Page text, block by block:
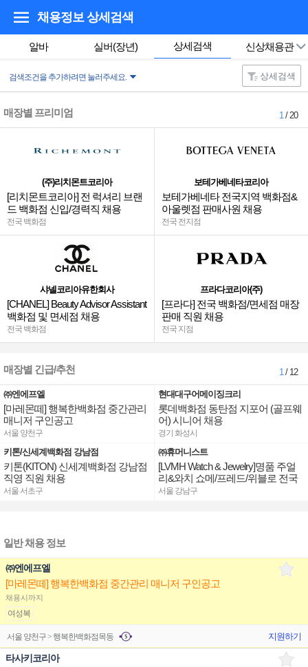
채용정보 상세검색
알바 실버(장년) 상세검색 신상채용관
검색조건을 추가하려면 눌러주세요. 상세검색
매장별 프리미엄 1/ 20
(주)리치몬트코리아
[리치몬트코리아] 전 럭셔리 브랜
드 백화점 신입/경력직 채용
전국 백화점
샤넬코리아유한회사
[CHANEL] Beauty Advisor Assistant
백화점 및 면세점 채용
전국 백화점
보테가베네타코리아
보테가베네타 전국지역 백화점&
아울렛점 판매사원 채용
전국 전지점
프라다코리아(주)
[프라다] 전국 백화점/면세점 매장
판매 직원 채용
전국 지점
매장별 긴급/추천 1/ 12
㈜엔에프엘
[마레몬떼] 행복한백화점 중간관리
매니저 구인공고
서울 양천구
키톤/신세계백화점 강남점
키톤(KITON) 신세계백화점 강남점
직영 직원 채용
서울 서초구
현대대구어메이징크리
롯데백화점 동탄점 지포어 (골프웨
어) 시니어 채용
경기 화성시
㈜휴머니스트
[LVMH Watch & Jewelry]명품 주얼
리&와치 쇼메/프레드/위블로 전국
점장/부점장/판매사원 채용
서울 강남구
일반 채용 정보
㈜엔에프엘
[마레몬떼] 행복한백화점 중간관리 매니저 구인공고
채용시까지
여성복
서울 양천구 > 행복한백화점목동 지원하기
타사키코리아